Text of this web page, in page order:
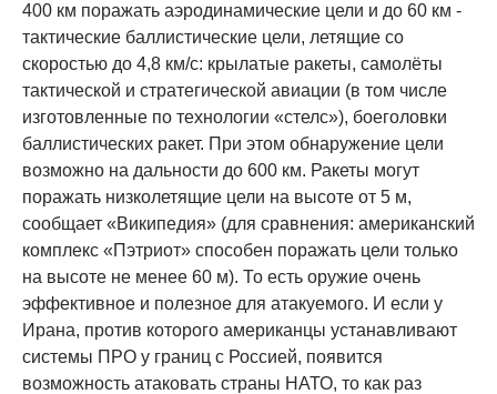
400 км поражать аэродинамические цели и до 60 км -
тактические баллистические цели, летящие со
скоростью до 4,8 км/с: крылатые ракеты, самолёты
тактической и стратегической авиации (в том числе
изготовленные по технологии «стелс»), боеголовки
баллистических ракет. При этом обнаружение цели
возможно на дальности до 600 км. Ракеты могут
поражать низколетящие цели на высоте от 5 м,
сообщает «Википедия» (для сравнения: американский
комплекс «Пэтриот» способен поражать цели только
на высоте не менее 60 м). То есть оружие очень
эффективное и полезное для атакуемого. И если у
Ирана, против которого американцы устанавливают
системы ПРО у границ с Россией, появится
возможность атаковать страны НАТО, то как раз